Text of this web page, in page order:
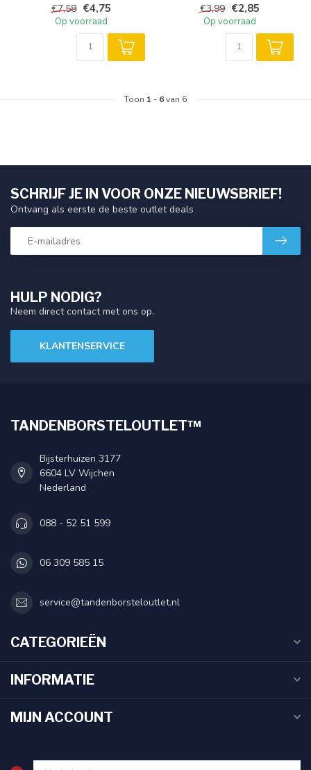
€7,58 €4,75
Op voorraad
€3,99 €2,85
Op voorraad
Toon 1 - 6van 6
HULP NODIG?
Neem direct contact met ons op.
KLANTENSERVICE
SCHRIJF JE IN VOOR ONZE NIEUWSBRIEF!
Ontvang als eerste de beste outlet deals
TANDENBORSTELOUTLET™
Bijsterhuizen 3177
6604 LV Wijchen
Nederland
088 - 52 51 599
06 309 585 15
service@tandenborsteloutlet.nl
CATEGORIEËN
INFORMATIE
MIJN ACCOUNT